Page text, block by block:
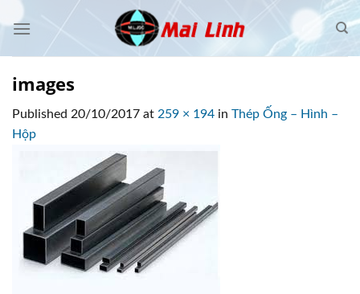
to
images
Published 20/10/2017 at 259 × 194 in Thép Ống – Hình –
Hộp